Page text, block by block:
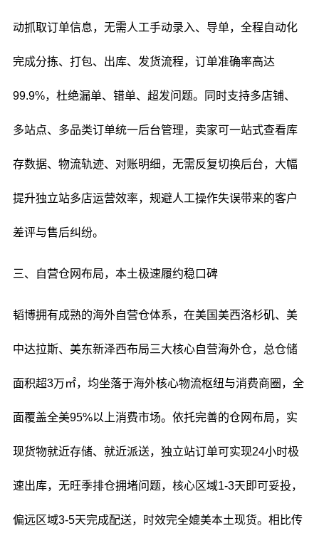
动抓取订单信息，无需人工手动录入、导单，全程自动化
完成分拣、打包、出库、发货流程，订单准确率高达
99.9%，杜绝漏单、错单、超发问题。同时支持多店铺、
多站点、多品类订单统一后台管理，卖家可一站式查看库
存数据、物流轨迹、对账明细，无需反复切换后台，大幅
提升独立站多店运营效率，规避人工操作失误带来的客户
差评与售后纠纷。
三、自营仓网布局，本土极速履约稳口碑
韬博拥有成熟的海外自营仓体系，在美国美西洛杉矶、美
中达拉斯、美东新泽西布局三大核心自营海外仓，总仓储
面积超3万㎡，均坐落于海外核心物流枢纽与消费商圈，全
面覆盖全美95%以上消费市场。依托完善的仓网布局，实
现货物就近存储、就近派送，独立站订单可实现24小时极
速出库，无旺季排仓拥堵问题，核心区域1-3天即可妥投，
偏远区域3-5天完成配送，时效完全媲美本土现货。相比传